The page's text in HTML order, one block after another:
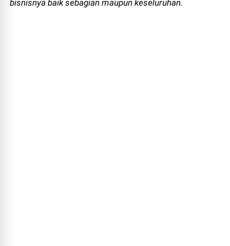
bisnisnya baik sebagian maupun keseluruhan.